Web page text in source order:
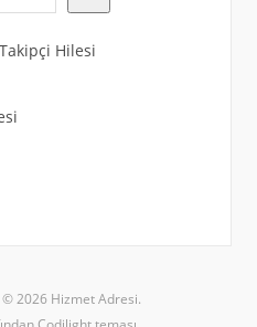
Hilesi
© 2026 Hizmet Adresi.